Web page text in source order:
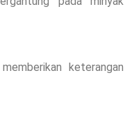
keterangan